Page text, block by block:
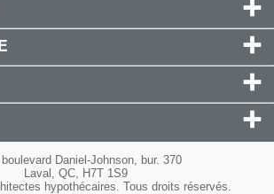
Daniel-Johnson, bur. 370
Laval, QC, H7T 1S9
hypothécaires. Tous droits réservés.